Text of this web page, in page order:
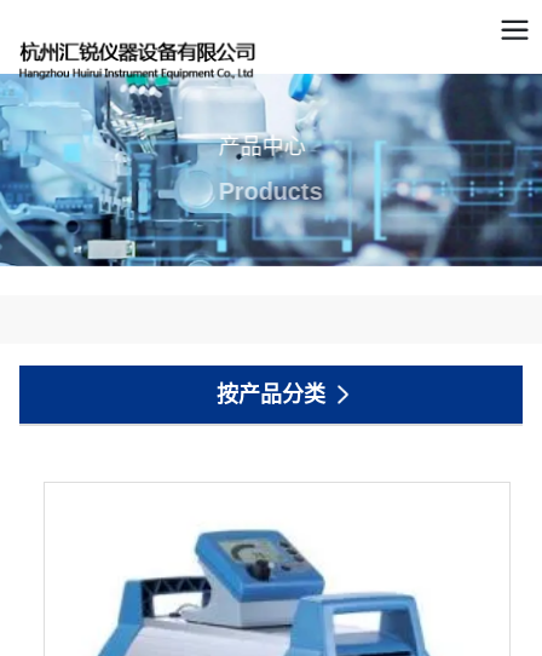
产品中心
Products
按产品分类